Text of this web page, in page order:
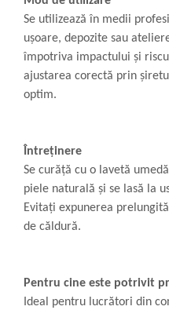
Se utilizează în medii
ușoare, depozite sau
împotriva impactului și
ajustarea corectă prin
optim.
Întreținere
Se curăță cu o lavetă
piele naturală și se lasă la
Evitați expunerea
de căldură.
Pentru cine este potrivit
Ideal pentru lucrători din